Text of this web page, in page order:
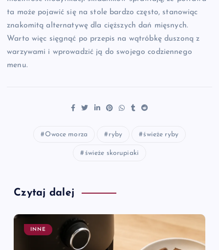
ta może pojawić się na stole bardzo często, stanowiąc
znakomitą alternatywę dla cięższych dań mięsnych.
Warto więc sięgnąć po przepis na wątróbkę duszoną z
warzywami i wprowadzić ją do swojego codziennego
menu.
Owoce morza ryby świeże ryby
świeże skorupiaki
Czytaj dalej
INNE